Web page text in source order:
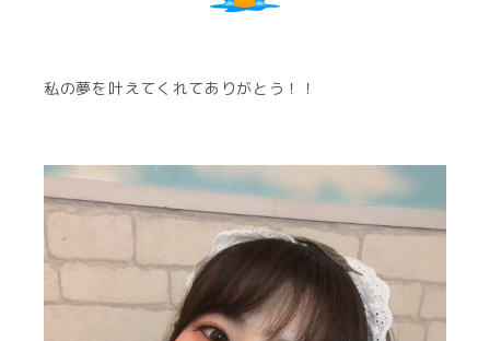
私の夢を叶えてくれてありがとう！！